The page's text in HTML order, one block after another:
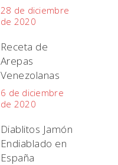
28 de diciembre
de 2020
Receta de
Arepas
Venezolanas
6 de diciembre
de 2020
Diablitos Jamón
Endiablado en
España